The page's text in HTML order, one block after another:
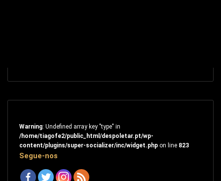
Warning: Undefined array key "type" in
/home/tiagofe2/public_html/despoletar.pt/wp-
content/plugins/super-socializer/inc/widget.phpon line 823
Segue-nos